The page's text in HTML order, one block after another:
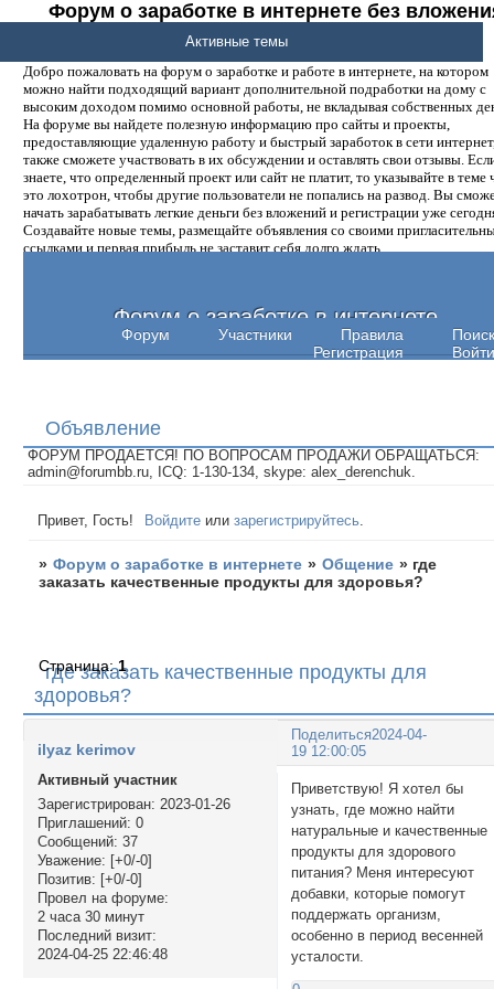
Форум о заработке в интернете без
денег.
Добро пожаловать на форум о заработке и работе в интернете, на котором
можно найти подходящий вариант дополнительной подработки на дому с
высоким доходом помимо основной работы, не вкладывая собственных
На форуме вы найдете полезную информацию про сайты и проекты,
предоставляющие удаленную работу и быстрый заработок в сети
также сможете участвовать в их обсуждении и оставлять свои отзывы.
знаете, что определенный проект или сайт не платит, то указывайте в теме
это лохотрон, чтобы другие пользователи не попались на развод. Вы
начать зарабатывать легкие деньги без вложений и регистрации уже
Создавайте новые темы, размещайте объявления со своими
ссылками и первая прибыль не заставит себя долго ждать.
Форум о заработке в интернете
Форум Участники Правила
Поиск
Регистрация
Войти
Активные темы
Объявление
ФОРУМ ПРОДАЕТСЯ! ПО ВОПРОСАМ ПРОДАЖИ ОБРАЩАТЬСЯ:
admin@forumbb.ru, ICQ: 1-130-134, skype: alex_derenchuk.
Привет, Гость! Войдите илизарегистрируйтесь
» Форум о заработке в интернете » Общение » где
заказать качественные продукты для здоровья?
где заказать качественные продукты для
здоровья?
Страница:1
Поделиться2024-04-
19 12:00:05
ilyaz kerimov
Активный участник
Зарегистрирован: 2023-01-26
Приглашений: 0
Сообщений: 37
Уважение: [+0/-0]
Позитив: [+0/-0]
Провел на форуме:
2 часа 30 минут
Последний визит:
2024-04-25 22:46:48
Приветствую! Я хотел бы
узнать, где можно найти
натуральные и качественные
продукты для здорового
питания? Меня интересуют
добавки, которые помогут
поддержать организм,
особенно в период весенней
усталости.